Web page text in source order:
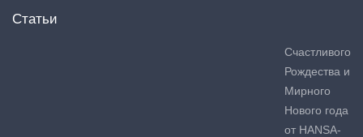
Статьи
Счастливого
Рождества и
Мирного
Нового года
от HANSA-